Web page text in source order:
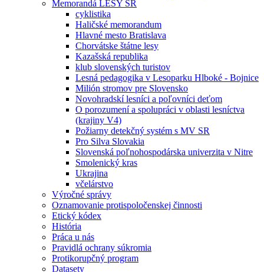
Memorandá LESY SR
cyklistika
Haličské memorandum
Hlavné mesto Bratislava
Chorvátske štátne lesy
Kazašská republika
klub slovenských turistov
Lesná pedagogika v Lesoparku Hlboké - Bojnice
Milión stromov pre Slovensko
Novohradskí lesníci a poľovníci deťom
O porozumení a spolupráci v oblasti lesníctva
(krajiny V4)
Požiarny detekčný systém s MV SR
Pro Silva Slovakia
Slovenská poľnohospodárska univerzita v Nitre
Smolenický kras
Ukrajina
včelárstvo
Výročné správy
Oznamovanie protispoločenskej činnosti
Etický kódex
História
Práca u nás
Pravidlá ochrany súkromia
Protikorupčný program
Datasety